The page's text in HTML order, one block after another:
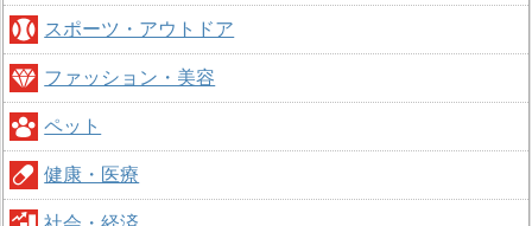
スポーツ・アウトドア
ファッション・美容
ペット
健康・医療